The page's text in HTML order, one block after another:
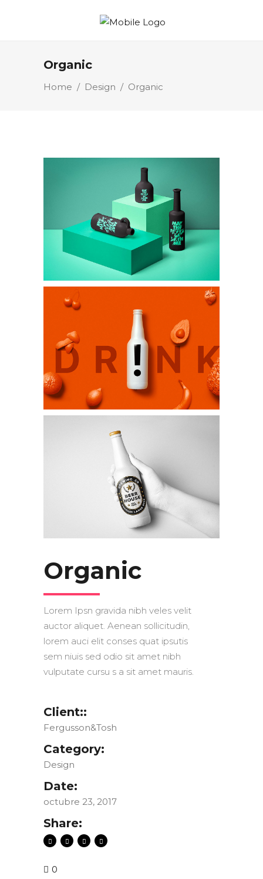
Organic
Home / Design / Organic
Organic
Lorem Ipsn gravida nibh veles velit
auctor aliquet. Aenean sollicitudin,
lorem auci elit conses quat ipsutis
sem niuis sed odio sit amet nibh
vulputate cursu s a sit amet mauris.
Client::
Fergusson&Tosh
Category:
Design
Date:
octubre 23, 2017
Share:
0